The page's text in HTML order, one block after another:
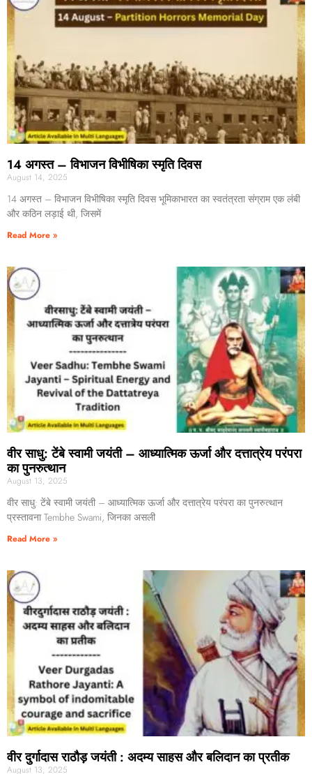
14 अगस्त – विभाजन विभीषिका स्मृति दिवस
August 14, 2025
14 अगस्त – विभाजन विभीषिका स्मृति दिवस भूमिकाभारत का स्वतंत्रता संग्राम एक लंबी
और कठिन लड़ाई थी, जिसमें
Read More »
वीर साधु: टेंबे स्वामी जयंती – आध्यात्मिक ऊर्जा और दत्तात्रेय परंपरा
का पुनरुत्थान
August 13, 2025
वीर साधु: टेंबे स्वामी जयंती – आध्यात्मिक ऊर्जा और दत्तात्रेय परंपरा का पुनरुत्थान
प्रस्तावना Tembhe Swami, जिनका असली
Read More »
वीर दुर्गादास राठौड़ जयंती : अदम्य साहस और बलिदान का प्रतीक
August 13, 2025